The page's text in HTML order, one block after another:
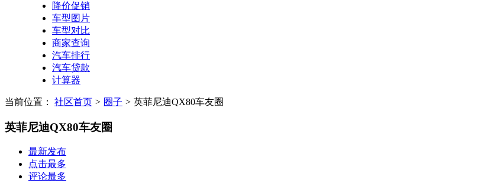
降价促销
车型图片
车型对比
商家查询
汽车排行
汽车贷款
计算器
当前位置： 社区首页 > 圈子 > 英菲尼迪QX80车友圈
英菲尼迪QX80车友圈
最新发布
点击最多
评论最多